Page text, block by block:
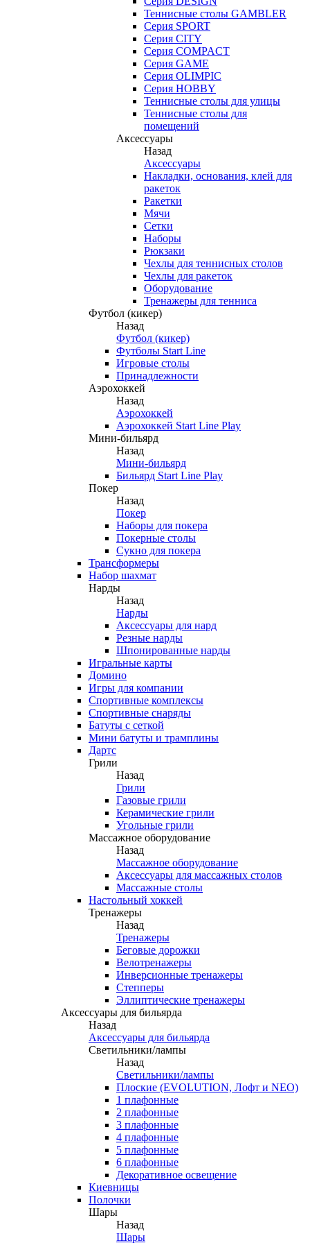
Теннисные столы GAMBLER
Серия SPORT
Серия CITY
Серия COMPACT
Серия GAME
Серия OLIMPIC
Серия HOBBY
Теннисные столы для улицы
Теннисные столы для
помещений
Аксессуары
Назад
Аксессуары
Накладки, основания, клей для
ракеток
Ракетки
Мячи
Сетки
Наборы
Рюкзаки
Чехлы для теннисных столов
Чехлы для ракеток
Оборудование
Тренажеры для тенниса
Футбол (кикер)
Назад
Футбол (кикер)
Футболы Start Line
Игровые столы
Принадлежности
Аэрохоккей
Назад
Аэрохоккей
Аэрохоккей Start Line Play
Мини-бильярд
Назад
Мини-бильярд
Бильярд Start Line Play
Покер
Назад
Покер
Наборы для покера
Покерные столы
Сукно для покера
Трансформеры
Набор шахмат
Нарды
Назад
Нарды
Аксессуары для нард
Резные нарды
Шпонированные нарды
Игральные карты
Домино
Игры для компании
Спортивные комплексы
Спортивные снаряды
Батуты с сеткой
Мини батуты и трамплины
Дартс
Грили
Назад
Грили
Газовые грили
Керамические грили
Угольные грили
Массажное оборудование
Назад
Массажное оборудование
Аксессуары для массажных столов
Массажные столы
Настольный хоккей
Тренажеры
Назад
Тренажеры
Беговые дорожки
Велотренажеры
Инверсионные тренажеры
Степперы
Эллиптические тренажеры
Аксессуары для бильярда
Назад
Аксессуары для бильярда
Светильники/лампы
Назад
Светильники/лампы
Плоские (EVOLUTION, Лофт и NEO)
1 плафонные
2 плафонные
3 плафонные
4 плафонные
5 плафонные
6 плафонные
Декоративное освещение
Киевницы
Полочки
Шары
Назад
Шары